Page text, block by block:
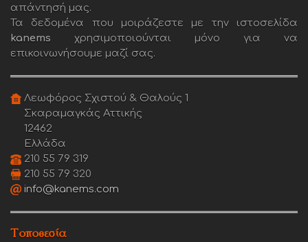
απάντησή μας.
Τα δεδομένα που μοιράζεστε με την ιστοσελίδα
kanems χρησιμοποιούνται μόνο για να
επικοινωνήσουμε μαζί σας.
Λεωφόρος Σχιστού & Θαλούς 1
Σκαραμαγκάς Αττικής
12462
Ελλάδα
210 55 79 319
210 55 79 320
info@kanems.com
Τοποθεσία